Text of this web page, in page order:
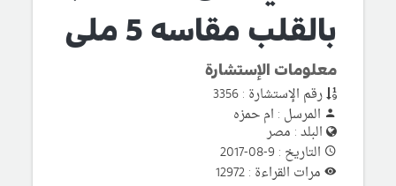
بالقلب مقاسه 5 ملى
معلومات الإستشارة
رقم الإستشارة : 3356
المرسل : ام حمزه
البلد : مصر
التاريخ : 9-08-2017
مرات القراءة : 12972